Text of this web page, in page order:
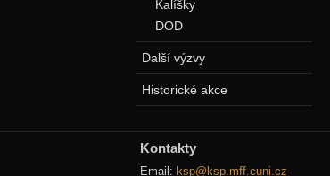
Kalíšky
DOD
Další výzvy
Historické akce
Kontakty
Email: ksp@ksp.mff.cuni.cz